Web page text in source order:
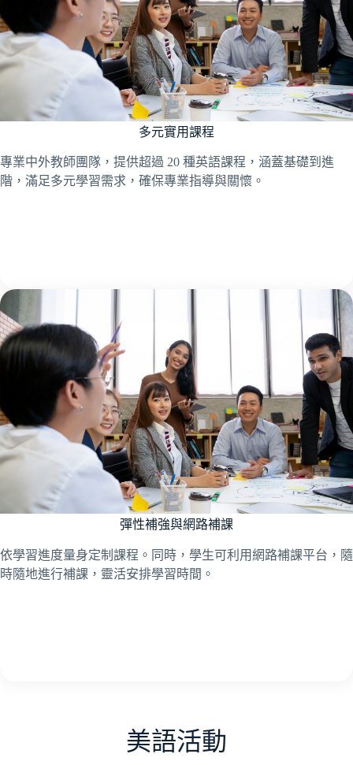
多元實用課程
專業中外教師團隊，提供超過 20 種英語課程，涵蓋基礎到進
階，滿足多元學習需求，確保專業指導與關懷。
彈性補強與網路補課
依學習進度量身定制課程。同時，學生可利用網路補課平台，隨
時隨地進行補課，靈活安排學習時間。
美語活動